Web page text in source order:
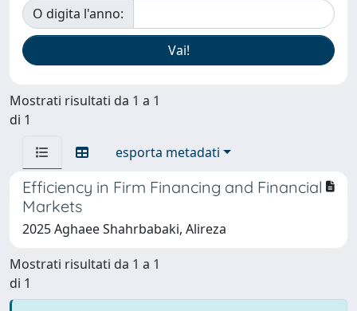
O digita l'anno:
Mostrati risultati da 1 a 1
di 1
esporta metadati
Efficiency in Firm Financing and Financial
Markets
2025 Aghaee Shahrbabaki, Alireza
Mostrati risultati da 1 a 1
di 1